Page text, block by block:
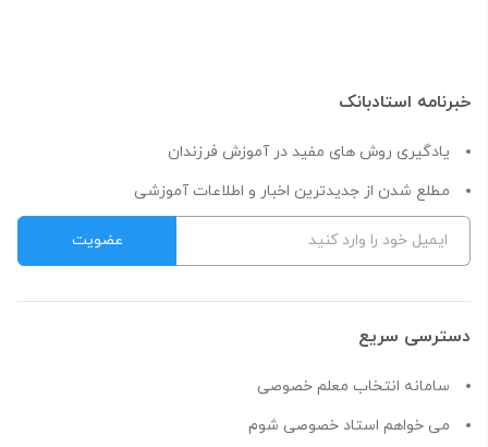
خبرنامه استادبانک
یادگیری روش های مفید در آموزش فرزندان
مطلع شدن از جدیدترین اخبار و اطلاعات آموزشی
دسترسی سریع
سامانه انتخاب معلم خصوصی
می خواهم استاد خصوصی شوم